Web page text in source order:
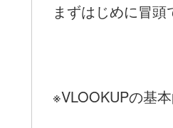
まずはじめに冒
※VLOOKUPの基